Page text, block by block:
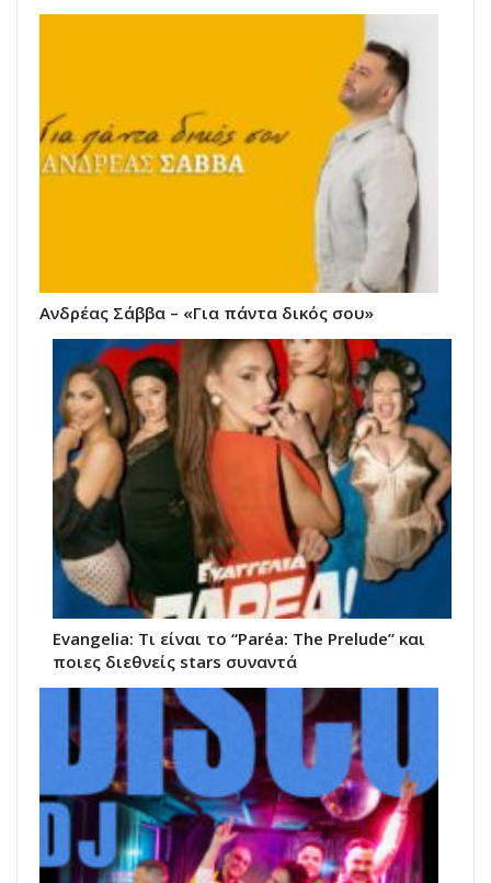
Ανδρέας Σάββα – «Για πάντα δικός σου»
Evangelia: Τι είναι το “Paréa: The Prelude” και
ποιες διεθνείς stars συναντά